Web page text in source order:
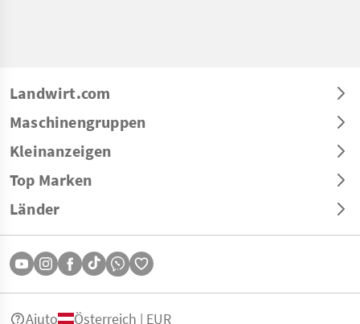
Landwirt.com
Maschinengruppen
Kleinanzeigen
Top Marken
Länder
Aiuto Österreich | EUR